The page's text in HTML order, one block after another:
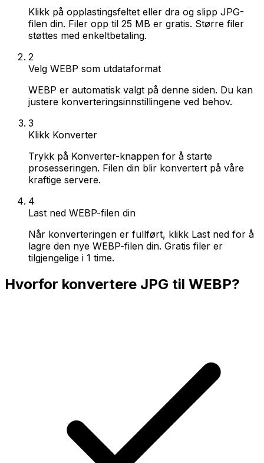
Klikk på opplastingsfeltet eller dra og slipp JPG-
filen din. Filer opp til 25 MB er gratis. Større filer
støttes med enkeltbetaling.
2
Velg WEBP som utdataformat
WEBP er automatisk valgt på denne siden. Du kan
justere konverteringsinnstillingene ved behov.
3
Klikk Konverter
Trykk på Konverter-knappen for å starte
prosesseringen. Filen din blir konvertert på våre
kraftige servere.
4
Last ned WEBP-filen din
Når konverteringen er fullført, klikk Last ned for å
lagre den nye WEBP-filen din. Gratis filer er
tilgjengelige i 1 time.
Hvorfor konvertere JPG til WEBP?